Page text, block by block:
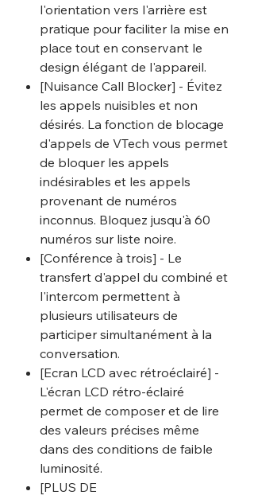
l'orientation vers l'arrière est
pratique pour faciliter la mise en
place tout en conservant le
design élégant de l'appareil.
[Nuisance Call Blocker] - Évitez
les appels nuisibles et non
désirés. La fonction de blocage
d'appels de VTech vous permet
de bloquer les appels
indésirables et les appels
provenant de numéros
inconnus. Bloquez jusqu'à 60
numéros sur liste noire.
[Conférence à trois] - Le
transfert d'appel du combiné et
l'intercom permettent à
plusieurs utilisateurs de
participer simultanément à la
conversation.
[Ecran LCD avec rétroéclairé] -
L'écran LCD rétro-éclairé
permet de composer et de lire
des valeurs précises même
dans des conditions de faible
luminosité.
[PLUS DE